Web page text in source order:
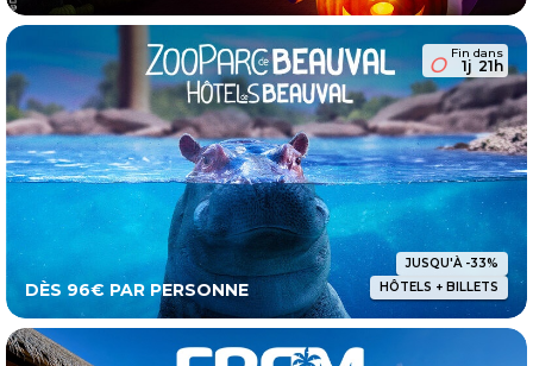
Fin dans
1j 21h
DÈS 96€ PAR PERSONNE
JUSQU'À -33%
HÔTELS + BILLETS